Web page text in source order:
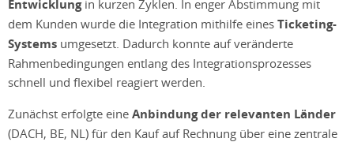
Entwicklungin kurzen Zyklen. In enger Abstimmung mit
dem Kunden wurde die Integration mithilfe eines Ticketing-
Systems umgesetzt. Dadurch konnte auf veränderte
Rahmenbedingungen entlang des Integrationsprozesses
schnell und flexibel reagiert werden.
Zunächst erfolgte eine Anbindung der relevanten Länder
(DACH, BE, NL) für den Kauf auf Rechnung über eine zentrale